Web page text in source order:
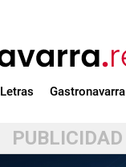
Letras Gastronavarra
PUBLICIDAD